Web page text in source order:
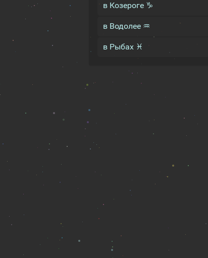
в Козероге ♑
в Водолее ♒
в Рыбах ♓